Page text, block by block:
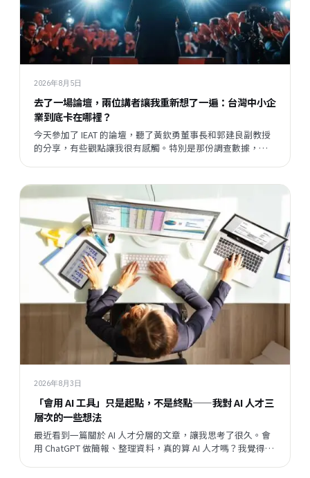
2026年8月5日
去了一場論壇，兩位講者讓我重新想了一遍：台灣中小企
業到底卡在哪裡？
今天參加了 IEAT 的論壇，聽了黃欽勇董事長和郭建良副教授
的分享，有些觀點讓我很有感觸。特別是那份調查數據，把
2026年8月3日
「會用 AI 工具」只是起點，不是終點——我對 AI 人才三
層次的一些想法
最近看到一篇關於 AI 人才分層的文章，讓我思考了很久。會
用 ChatGPT 做簡報、整理資料，真的算 AI 人才嗎？我覺得這